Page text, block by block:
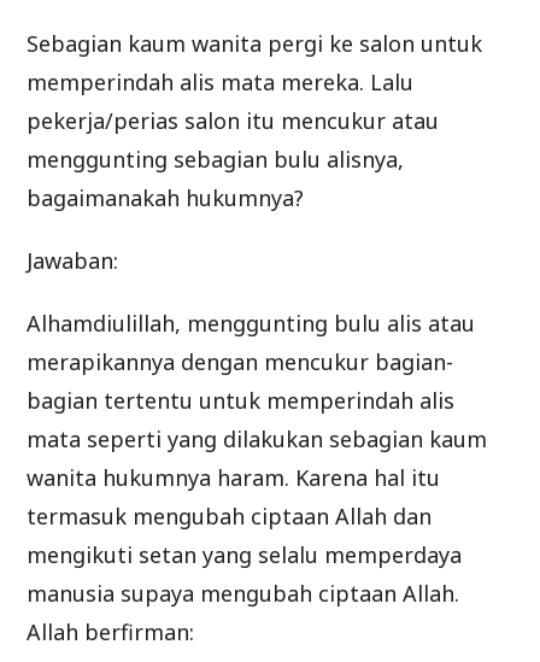
Sebagian kaum wanita pergi ke salon untuk
memperindah alis mata mereka. Lalu
pekerja/perias salon itu mencukur atau
menggunting sebagian bulu alisnya,
bagaimanakah hukumnya?
Jawaban:
Alhamdiulillah, menggunting bulu alis atau
merapikannya dengan mencukur bagian-
bagian tertentu untuk memperindah alis
mata seperti yang dilakukan sebagian kaum
wanita hukumnya haram. Karena hal itu
termasuk mengubah ciptaan Allah dan
mengikuti setan yang selalu memperdaya
manusia supaya mengubah ciptaan Allah.
Allah berfirman: